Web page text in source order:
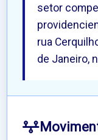
setor
rua
de Janeiro,